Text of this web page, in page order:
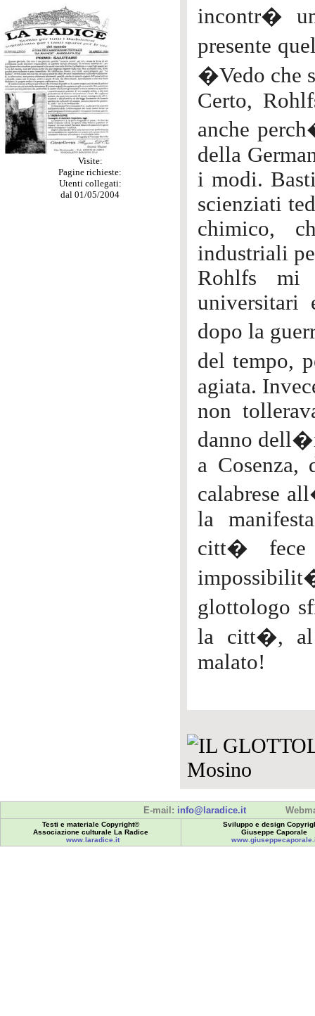
Visite:
Pagine richieste:
Utenti collegati:
dal 01/05/2004
incontr�
presente
�Vedo che
Certo,
anche
della
i modi.
scienziati
chimico,
industriali
Rohlfs mi
universitari
dopo la
del tempo,
agiata.
non
danno
a Cosenza,
calabrese
la
citt� fece
glottologo
la citt�, al
malato!
E-mail: info@laradice.it
Testi e materiale Copyright©
Associazione culturale La Radice
www.laradice.it
Sviluppo e design
Giuseppe Caporale